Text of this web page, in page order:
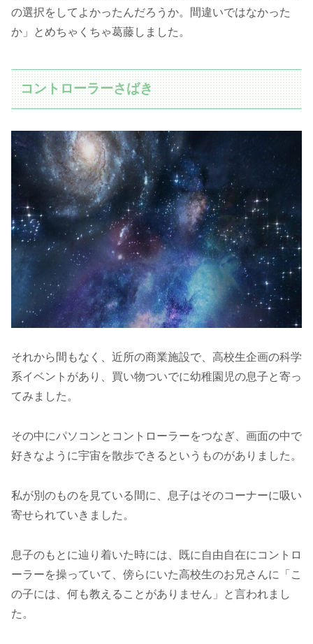
の選択をしてよかったんだろうか。間違いではなかった
か」とめちゃくちゃ葛藤しました。
コントローラーさばき
それから間もなく、近所の商業施設で、高校生企画の科学
系イベントがあり、買い物ついでに幼稚園児の息子と寄っ
てみました。
その中にパソコンとコントローラーをつなぎ、画面の中で
好きなように宇宙を散歩できるというものがありました。
私が別のものを見ている間に、息子はそのコーナーに吸い
寄せられていきました。
息子のもとに辿り着いた時には、既に自由自在にコントロ
ーラーを操っていて、傍らにいた高校生のお兄さんに「こ
の子には、何も教えることがありません」と言われまし
た。